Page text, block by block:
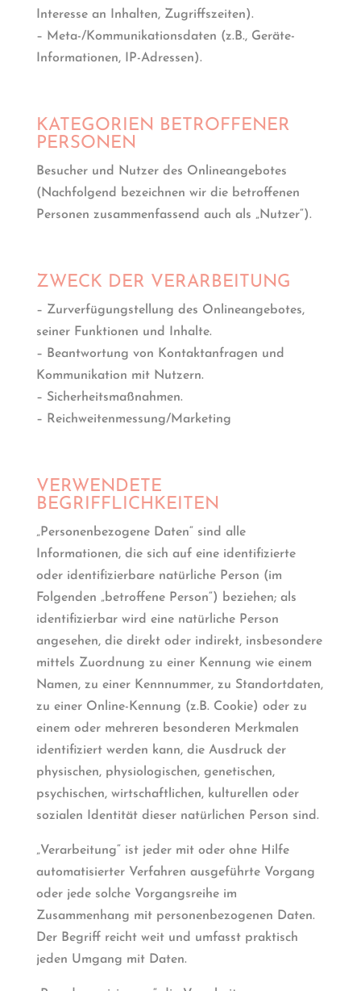
Interesse an Inhalten, Zugriffszeiten).
– Meta-/Kommunikationsdaten (z.B., Geräte-
Informationen, IP-Adressen).
KATEGORIEN BETROFFENER
PERSONEN
Besucher und Nutzer des Onlineangebotes
(Nachfolgend bezeichnen wir die betroffenen
Personen zusammenfassend auch als „Nutzer“).
ZWECK DER VERARBEITUNG
– Zurverfügungstellung des Onlineangebotes,
seiner Funktionen und Inhalte.
– Beantwortung von Kontaktanfragen und
Kommunikation mit Nutzern.
– Sicherheitsmaßnahmen.
– Reichweitenmessung/Marketing
VERWENDETE
BEGRIFFLICHKEITEN
„Personenbezogene Daten“ sind alle
Informationen, die sich auf eine identifizierte
oder identifizierbare natürliche Person (im
Folgenden „betroffene Person“) beziehen; als
identifizierbar wird eine natürliche Person
angesehen, die direkt oder indirekt, insbesondere
mittels Zuordnung zu einer Kennung wie einem
Namen, zu einer Kennnummer, zu Standortdaten,
zu einer Online-Kennung (z.B. Cookie) oder zu
einem oder mehreren besonderen Merkmalen
identifiziert werden kann, die Ausdruck der
physischen, physiologischen, genetischen,
psychischen, wirtschaftlichen, kulturellen oder
sozialen Identität dieser natürlichen Person sind.
„Verarbeitung“ ist jeder mit oder ohne Hilfe
automatisierter Verfahren ausgeführte Vorgang
oder jede solche Vorgangsreihe im
Zusammenhang mit personenbezogenen Daten.
Der Begriff reicht weit und umfasst praktisch
jeden Umgang mit Daten.